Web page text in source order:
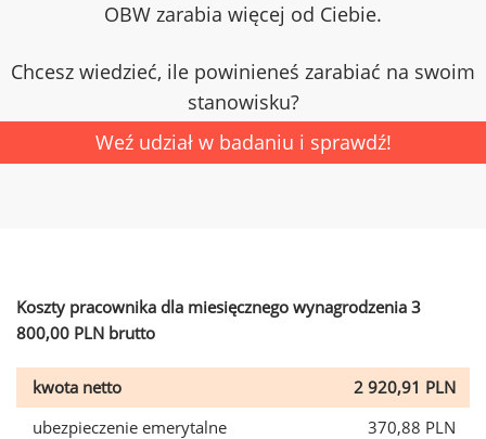
OBW zarabia więcej od Ciebie.
Chcesz wiedzieć, ile powinieneś zarabiać na swoim
stanowisku?
Weź udział w badaniu i sprawdź!
Koszty pracownika dla miesięcznego wynagrodzenia 3
800,00 PLN brutto
kwota netto
2 920,91 PLN
ubezpieczenie emerytalne
370,88 PLN